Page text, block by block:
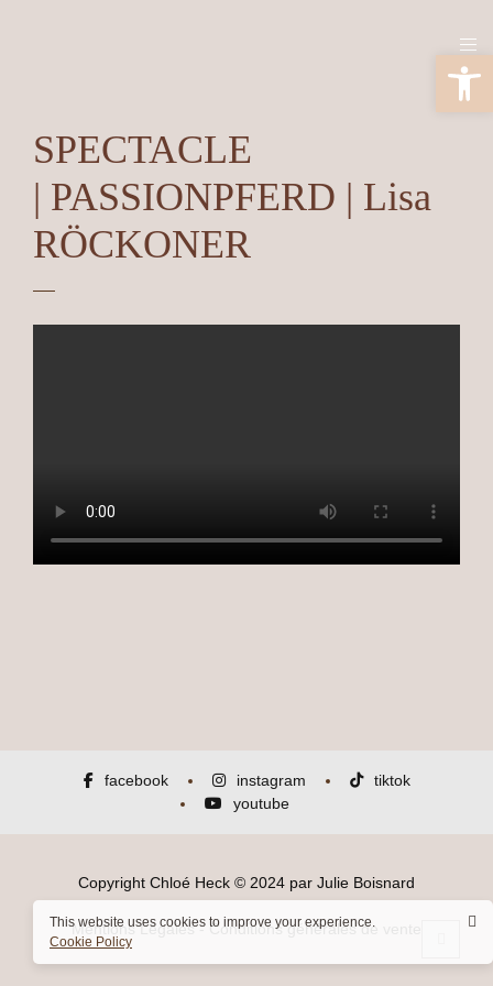
SPECTACLE
| PASSIONPFERD | Lisa
RÖCKONER
facebook instagram
tiktok
youtube
Copyright Chloé Heck © 2024 par Julie Boisnard
Mentions Légales- Conditions générales de vente
This website uses cookies to improve your experience.
Cookie Policy